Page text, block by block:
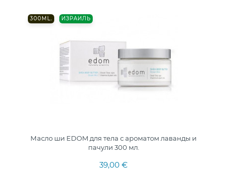
300ML. ИЗРАИЛЬ
Масло ши EDOM для тела с ароматом лаванды и
пачули 300 мл.
39,00 €